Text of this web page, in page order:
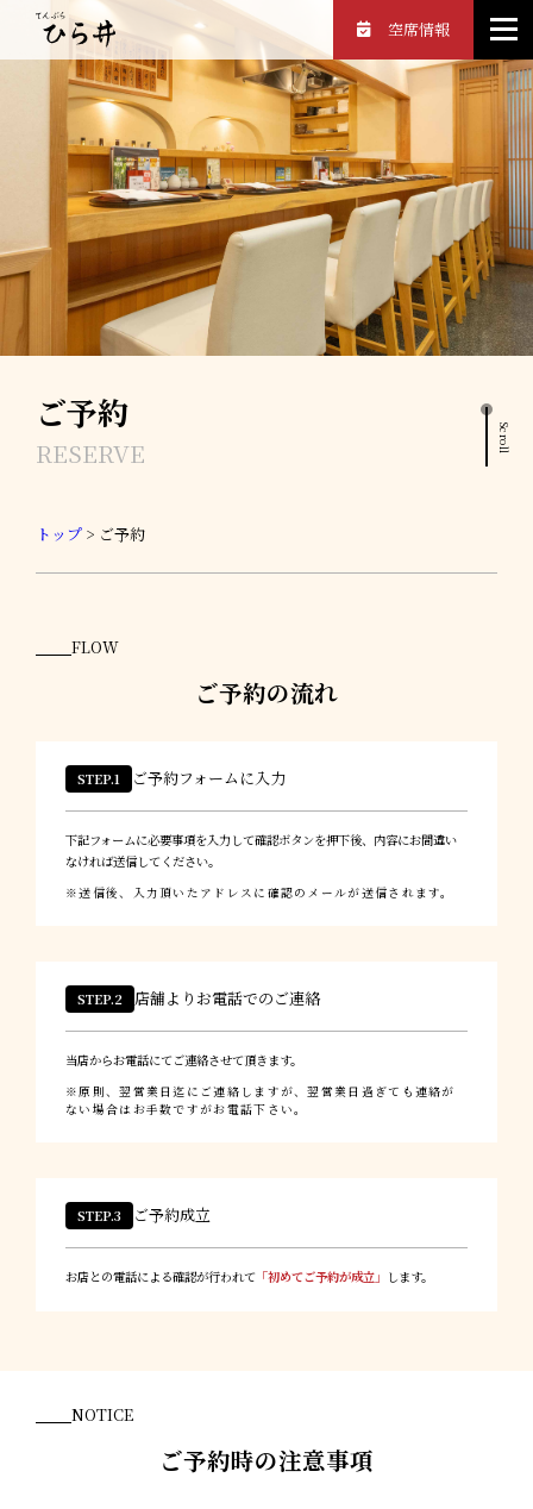
空席情報
ご予約
RESERVE Scroll
トップ > ご予約
FLOW
ご予約の流れ
STEP.1 ご予約フォームに入力
下記フォームに必要事項を入力して確認ボタンを押下後、内容にお間違い
なければ送信してください。
送信後、入力頂いたアドレスに確認のメールが送信されます。
STEP.2 店舗よりお電話でのご連絡
当店からお電話にてご連絡させて頂きます。
原則、翌営業日迄にご連絡しますが、翌営業日過ぎても連絡が
ない場合はお手数ですがお電話下さい。
STEP.3 ご予約成立
お店との電話による確認が行われて 「初めてご予約が成立」 します。
NOTICE
ご予約時の注意事項